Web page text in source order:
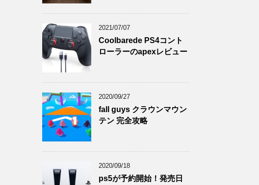
2021/07/07
Coolbarede PS4コント
ローラーのapexレビュー
2020/09/27
fall guys クラウンマウン
テン 完全攻略
2020/09/18
ps5が予約開始！発売日